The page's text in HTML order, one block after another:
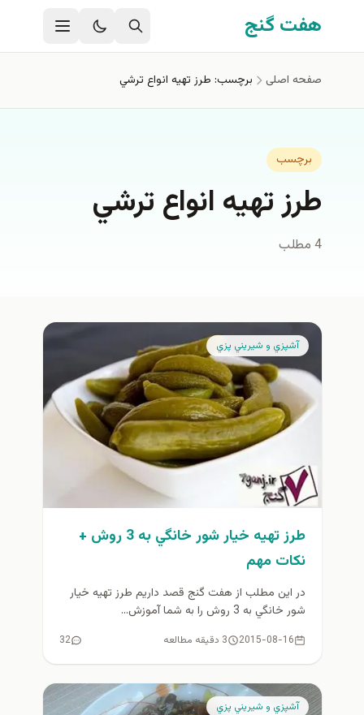
رفتن به محتوای اصلی
هفت گنج
صفحه اصلی برچسب: طرز تهيه انواع ترشي
برچسب
طرز تهيه انواع ترشي
4 مطلب
آشپزي و شيريني پزي
طرز تهيه خیار شور خانگي به 3 روش +
نكات مهم
در اين مطلب از هفت گنج قصد داريم طرز تهيه خيار
شور خانگي به 3 روش را به شما آموزش...
2015-08-16 3 دقیقه مطالعه 32
آشپزي و شيريني پزي